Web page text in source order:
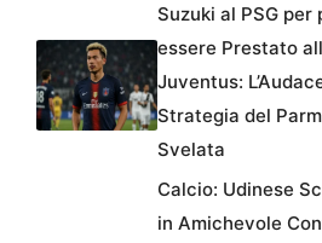
Suzuki al PSG per
essere Prestato
Juventus:
Strategia del
Svelata
Calcio: Udinese
in Amichevole